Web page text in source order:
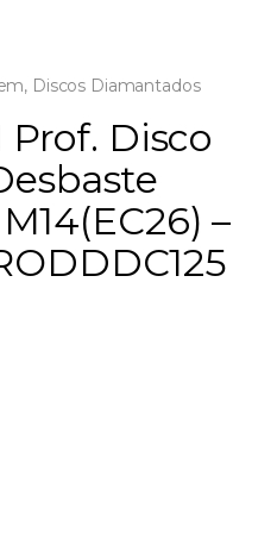
, Discos Diamantados
Prof. Disco
–